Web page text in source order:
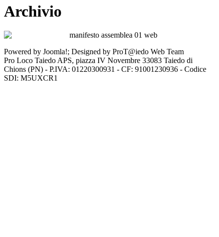
Archivio
Powered by Joomla!; Designed by ProT@iedo Web Team
Pro Loco Taiedo APS, piazza IV Novembre 33083 Taiedo di
Chions (PN) - P.IVA: 01220300931 - CF: 91001230936 - Codice
SDI: M5UXCR1